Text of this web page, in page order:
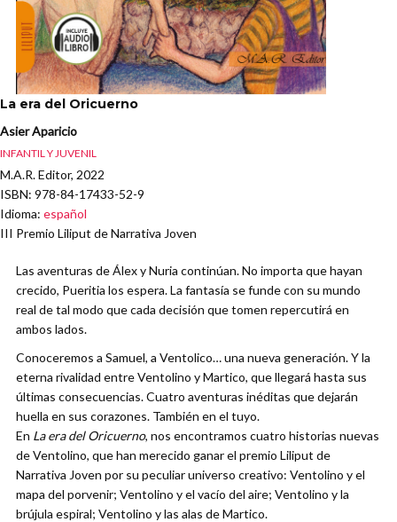
La era del Oricuerno
Asier Aparicio
INFANTIL Y JUVENIL
M.A.R. Editor, 2022
ISBN: 978-84-17433-52-9
Idioma: español
III Premio Liliput de Narrativa Joven
Las aventuras de Álex y Nuria continúan. No importa que hayan
crecido, Pueritia los espera. La fantasía se funde con su mundo
real de tal modo que cada decisión que tomen repercutirá en
ambos lados.
Conoceremos a Samuel, a Ventolico… una nueva generación. Y la
eterna rivalidad entre Ventolino y Martico, que llegará hasta sus
últimas consecuencias. Cuatro aventuras inéditas que dejarán
huella en sus corazones. También en el tuyo.
En La era del Oricuerno, nos encontramos cuatro historias nuevas
de Ventolino, que han merecido ganar el premio Liliput de
Narrativa Joven por su peculiar universo creativo: Ventolino y el
mapa del porvenir; Ventolino y el vacío del aire; Ventolino y la
brújula espiral; Ventolino y las alas de Martico.